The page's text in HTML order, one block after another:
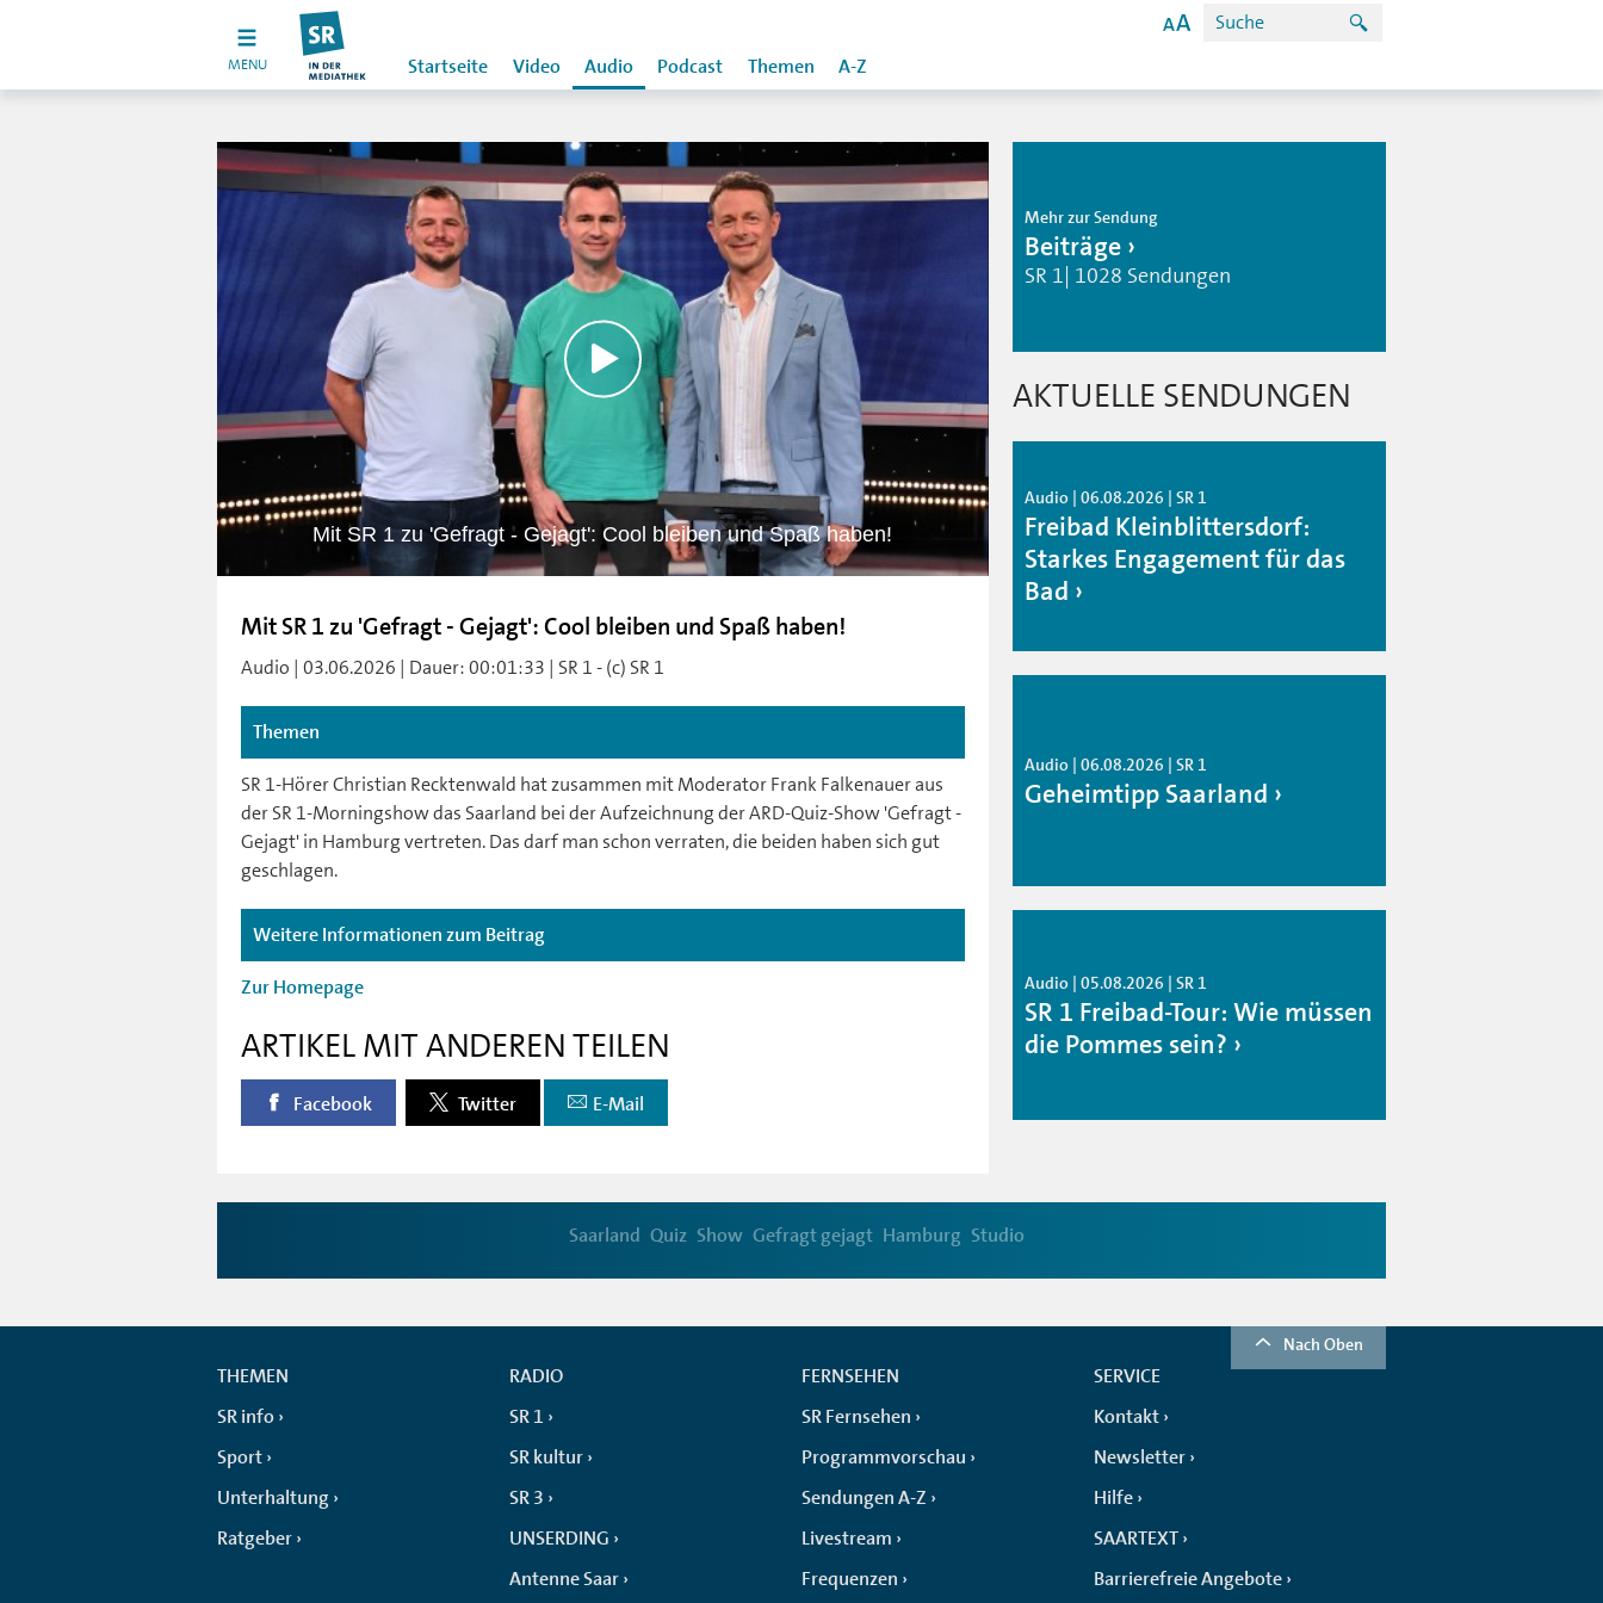
MENU Startseite Video Audio Podcast Themen A-Z
Mit SR 1 zu 'Gefragt - Gejagt': Cool bleiben und Spaß haben!
Mit SR 1 zu 'Gefragt - Gejagt': Cool bleiben und Spaß haben!
Audio | 03.06.2026 | Dauer: 00:01:33 | SR 1 - (c) SR 1
Themen
SR 1-Hörer Christian Recktenwald hat zusammen mit Moderator Frank Falkenauer aus
der SR 1-Morningshow das Saarland bei der Aufzeichnung der ARD-Quiz-Show 'Gefragt -
Gejagt' in Hamburg vertreten. Das darf man schon verraten, die beiden haben sich gut
geschlagen.
Weitere Informationen zum Beitrag
Zur Homepage
ARTIKEL MIT ANDEREN TEILEN
Facebook Twitter E-Mail
Mehr zur Sendung
Beiträge
SR 1| 1028 Sendungen
AKTUELLE SENDUNGEN
Audio | 06.08.2026 | SR 1
Freibad Kleinblittersdorf:
Starkes Engagement für das
Bad
Audio | 06.08.2026 | SR 1
Geheimtipp Saarland
Audio | 05.08.2026 | SR 1
SR 1 Freibad-Tour: Wie müssen
die Pommes sein?
Saarland Quiz Show Gefragt gejagt Hamburg Studio
Nach Oben
THEMEN
SR info
Sport
Unterhaltung
Ratgeber
RADIO
SR 1
SR kultur
SR 3
UNSERDING
Antenne Saar
FERNSEHEN
SR Fernsehen
Programmvorschau
Sendungen A-Z
Livestream
Frequenzen
SERVICE
Kontakt
Newsletter
Hilfe
SAARTEXT
Barrierefreie Angebote